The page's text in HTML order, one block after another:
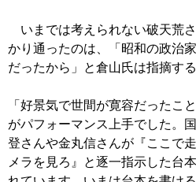
いまでは考えられない破天荒
かり通ったのは、「昭和の政治
だったから」と倉山氏は指摘する
「好景気で世間が寛容だったこ
がパフォーマンス上手でした。
登さんや金丸信さんが『ここで
メラを見ろ』と逐一指示した台